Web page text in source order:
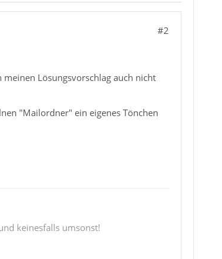
#2
Lösungsvorschlag auch nicht
"Mailordner" ein eigenes Tönchen
keinesfalls umsonst!